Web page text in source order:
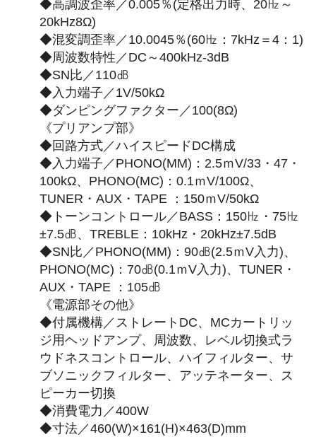
◆高調波歪率／0.005％(定格出力時、20㎐～
20kHz8Ω)
◆混変調歪率／10.0045％(60㎐：7kHz＝4：1)
◆周波数特性／DC～400kHz-3dB
◆SN比／110㏈
◆入力端子／1V/50kΩ
◆ダンピングファクター／100(8Ω)
《プリアンプ部》
◆回路方式／ハイスピードDC構成
◆入力端子／PHONO(MM)：2.5ｍV/33・47・
100kΩ、PHONO(MC)：0.1ｍV/100Ω、
TUNER・AUX・TAPE ：150ｍV/50kΩ
◆トーンコントロール／BASS：150㎐・75㎐
±7.5㏈、TREBLE：10kHz・20kHz±7.5dB
◆SN比／PHONO(MM)：90㏈(2.5ｍV入力)、
PHONO(MC)：70㏈(0.1ｍV入力)、TUNER・
AUX・TAPE ：105㏈
《電源部その他》
◆付属機構／ストレートDC、MCカートリッ
ジ用ヘッドアンプ、周波数、レベル切換式ラ
ウドネスコントロール、ハイフィルター、サ
ブソニックフィルター、アッテネーター、ス
ピーカー切換
◆消費電力／400W
◆寸法／460(W)×161(H)×463(D)mm